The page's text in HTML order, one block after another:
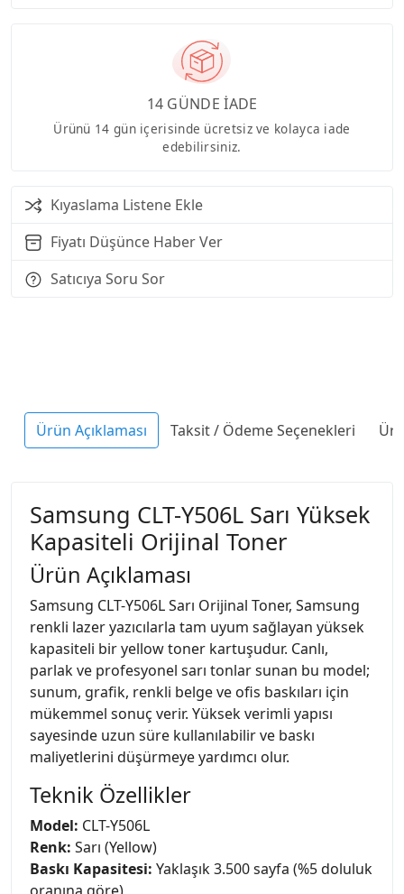
14 GÜNDE İADE
Ürünü 14 gün içerisinde ücretsiz ve kolayca iade
edebilirsiniz.
Kıyaslama Listene Ekle
Fiyatı Düşünce Haber Ver
Satıcıya Soru Sor
Ürün Açıklaması Taksit / Ödeme Seçenekleri
Samsung CLT-Y506L Sarı Yüksek
Kapasiteli Orijinal Toner
Ürün Açıklaması
Samsung CLT-Y506L Sarı Orijinal Toner, Samsung
renkli lazer yazıcılarla tam uyum sağlayan yüksek
kapasiteli bir yellow toner kartuşudur. Canlı,
parlak ve profesyonel sarı tonlar sunan bu model;
sunum, grafik, renkli belge ve ofis baskıları için
mükemmel sonuç verir. Yüksek verimli yapısı
sayesinde uzun süre kullanılabilir ve baskı
maliyetlerini düşürmeye yardımcı olur.
Teknik Özellikler
Model: CLT-Y506L
Renk: Sarı (Yellow)
Baskı Kapasitesi: Yaklaşık 3.500 sayfa (%5 doluluk
oranına göre)